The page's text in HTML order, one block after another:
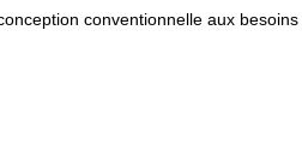
conventionnelle aux besoins